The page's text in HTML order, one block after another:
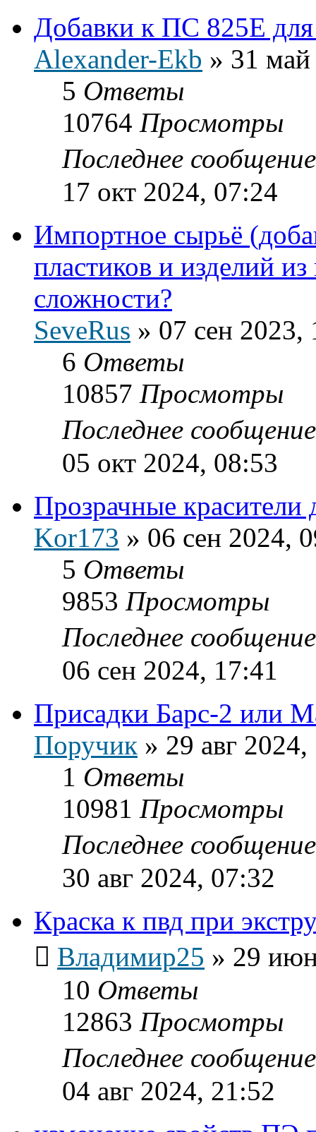
Добавки к ПС 825E
Alexander-Ekb » 31
5 Ответы
10764 Просмотры
Последнее
17 окт 2024, 07:24
Импортное сырьё
пластиков и изделий
сложности?
SeveRus » 07 сен 2023,
6 Ответы
10857 Просмотры
Последнее
05 окт 2024, 08:53
Прозрачные
Kor173 » 06 сен 2024,
5 Ответы
9853 Просмотры
Последнее
06 сен 2024, 17:41
Присадки Барс-2 или
Поручик » 29 авг
1 Ответы
10981 Просмотры
Последнее
30 авг 2024, 07:32
Краска к пвд при
Владимир25 » 29
10 Ответы
12863 Просмотры
Последнее
04 авг 2024, 21:52